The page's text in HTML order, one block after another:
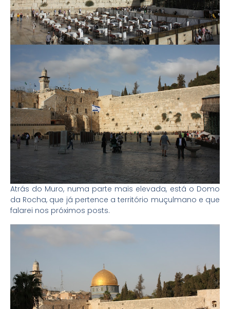
Atrás do Muro, numa parte mais elevada, está o Domo
da Rocha, que já pertence a território muçulmano e que
falarei nos próximos posts.